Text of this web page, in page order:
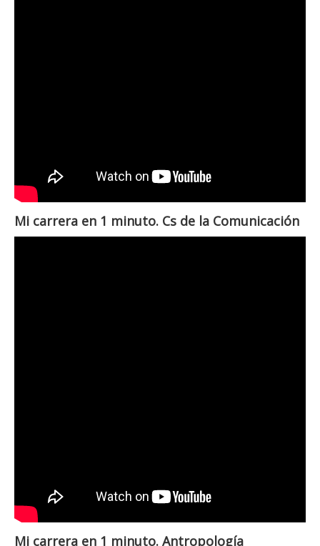
Mi carrera en 1 minuto. Cs de la Comunicación
Mi carrera en 1 minuto. Antropología